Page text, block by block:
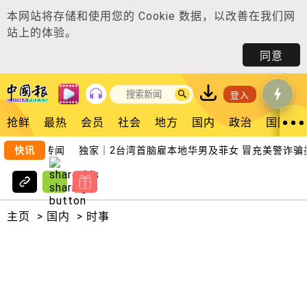
本网站将存储和使用您的 Cookie 数据，以改善在我们网
站上的体验。
同意
登入
抢鲜 最热 会员 社会 地方 国内 政治 国际
快讯
婚变传闻 独家｜2台湾首脑雇本地华男及菲女 冒充美警诈骗美
主页 > 国内 > 时事